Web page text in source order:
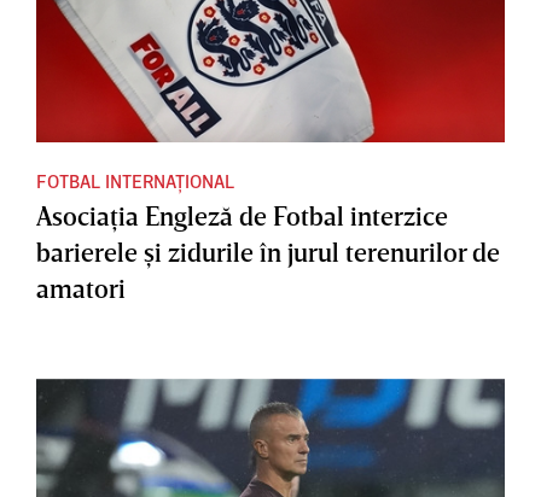
FOTBAL INTERNAȚIONAL
Asociaţia Engleză de Fotbal interzice
barierele şi zidurile în jurul terenurilor de
amatori